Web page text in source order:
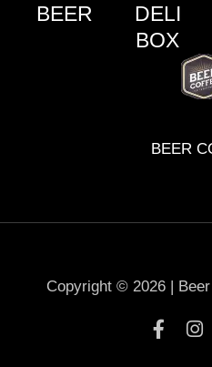
BEER
DELI
BOX
BEER
Copyright © 2026 |